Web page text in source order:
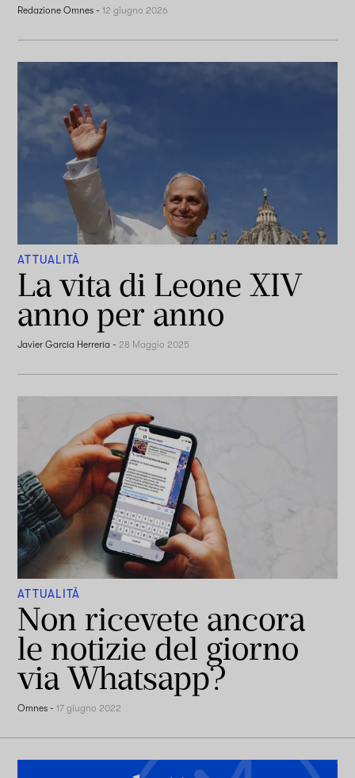
Redazione Omnes -12 giugno 2026
ATTUALITÀ
La vita di Leone XIV
anno per anno
Javier García Herrería - 28 Maggio 2025
ATTUALITÀ
Non ricevete ancora
le notizie del giorno
via Whatsapp?
Omnes -17 giugno 2022